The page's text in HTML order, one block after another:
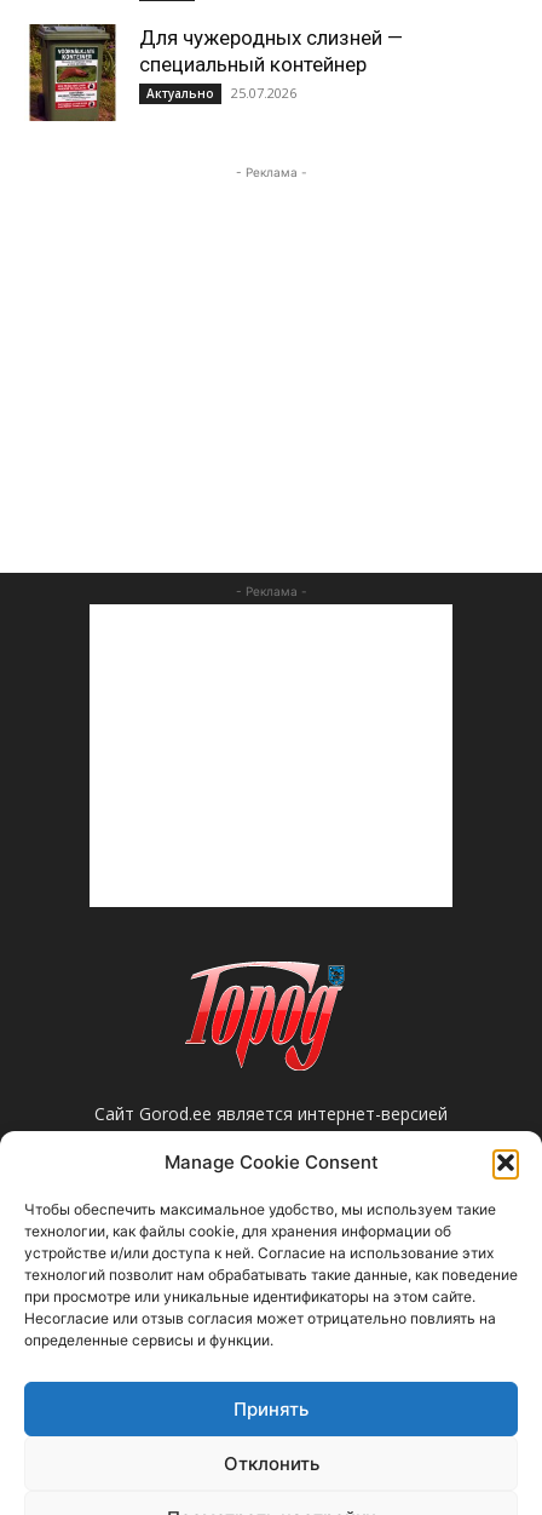
Manage Cookie Consent
Чтобы обеспечить максимальное удобство, мы используем такие
технологии, как файлы cookie, для хранения информации об
устройстве и/или доступа к ней. Согласие на использование этих
технологий позволит нам обрабатывать такие данные, как поведение
при просмотре или уникальные идентификаторы на этом сайте.
Несогласие или отзыв согласия может отрицательно повлиять на
определенные сервисы и функции.
Принять
Отклонить
Для чужеродных слизней —
специальный контейнер
Актуально 25.07.2026
- Реклама -
- Реклама -
Сайт Gorod.ee является интернет-версией
нарвской еженедельной газеты «Город».
Редакция не несет ответственности за
рекламных объявлениях и не предоставляет
справочной информации.
Свяжитесь с нами:gorod@gorod.ee
Реклама в газету / Reklaam ajalehes
Правовая информация